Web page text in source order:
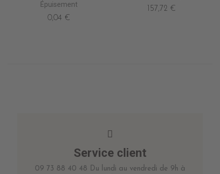
Épuisement
0,04 €
157,72 €
Service client
09 73 88 40 48 Du lundi au vendredi de 9h à